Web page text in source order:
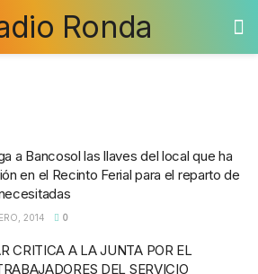
a Bancosol las llaves del local que ha
en el Recinto Ferial para el reparto de
2014 0
CRITICA A LA JUNTA POR EL
DEL SERVICIO